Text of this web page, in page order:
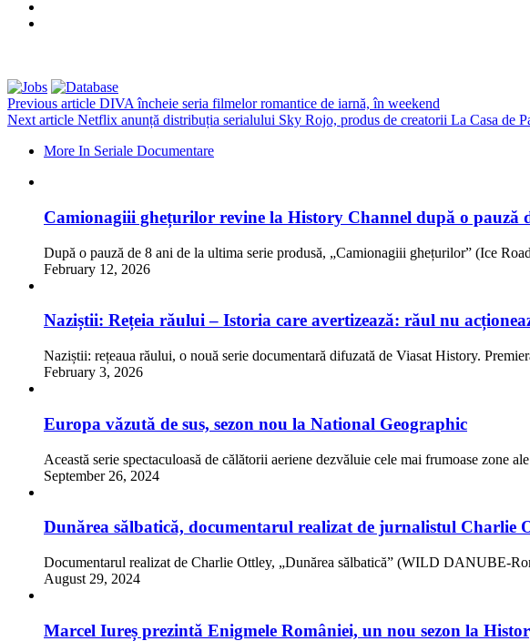
Previous article DIVA încheie seria filmelor romantice de iarnă, în weekend
Next article Netflix anunță distribuția serialului Sky Rojo, produs de creatorii La Casa de
More In Seriale Documentare
Camionagiii ghețurilor revine la History Channel după o pauză
După o pauză de 8 ani de la ultima serie produsă, „Camionagiii ghețurilor” (Ice
February 12, 2026
Naziștii: Rețeia răului – Istoria care avertizează: răul nu
Naziștii: rețeaua răului, o nouă serie documentară difuzată de Viasat History.
February 3, 2026
Europa văzută de sus, sezon nou la National Geographic
Această serie spectaculoasă de călătorii aeriene dezvăluie cele mai frumoase zone
September 26, 2024
Dunărea sălbatică, documentarul realizat de jurnalistul Charlie
Documentarul realizat de Charlie Ottley, „Dunărea sălbatică” (WILD DANUBE-
August 29, 2024
Marcel Iureș prezintă Enigmele României, un nou sezon la